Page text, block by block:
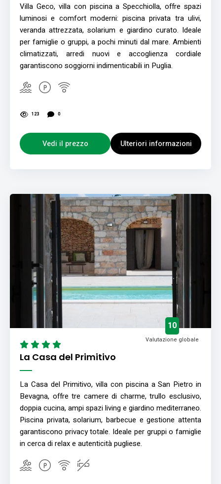
Villa Geco, villa con piscina a Specchiolla, offre spazi
luminosi e comfort moderni: piscina privata tra ulivi,
veranda attrezzata, solarium e giardino curato. Ideale
per famiglie o gruppi, a pochi minuti dal mare. Ambienti
climatizzati, arredi nuovi e accoglienza cordiale
garantiscono soggiorni indimenticabili in Puglia.
123 0
Vedi il prezzo Ulteriori informazioni
La Casa del Primitivo
10
Valutazione globale
La Casa del Primitivo, villa con piscina a San Pietro in
Bevagna, offre tre camere di charme, trullo esclusivo,
doppia cucina, ampi spazi living e giardino mediterraneo.
Piscina privata, solarium, barbecue e gestione attenta
garantiscono privacy totale. Ideale per gruppi o famiglie
in cerca di relax e autenticità pugliese.